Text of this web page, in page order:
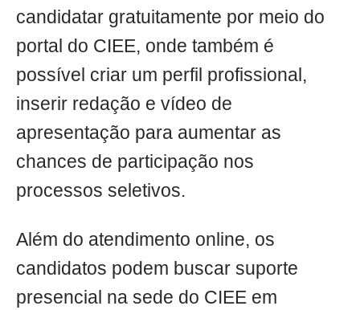
candidatar gratuitamente por meio do
portal do CIEE, onde também é
possível criar um perfil profissional,
inserir redação e vídeo de
apresentação para aumentar as
chances de participação nos
processos seletivos.
Além do atendimento online, os
candidatos podem buscar suporte
presencial na sede do CIEE em